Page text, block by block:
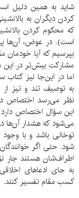
شاید به همین دلیل
کردن دیگران به
که محکوم کردن
است). در عوض، آن‌ها
بپرسیم که آیا
مشارکت بیش‌تر در
اما در این‌جا نیز
به توصیف تند و تیز از
نظر می‌رسد اختصاص
این سؤال اختصاص دارد
می‌شود که هشدار آن‌ها
توخالی باشد و با وجود
شود. حتی اگر
اطراف‌شان هستند جار
به جای ادعاهای
کسب مقام تفسیر کنند.